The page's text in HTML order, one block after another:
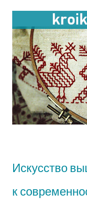
Искусство
к